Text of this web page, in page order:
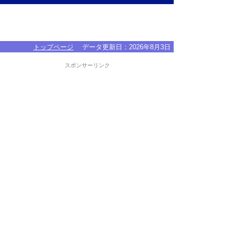
トップページ データ更新日： 2026年8月3日
スポンサーリンク